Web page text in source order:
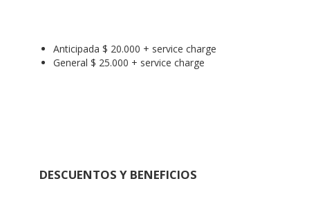
Anticipada $ 20.000 + service charge
General $ 25.000 + service charge
DESCUENTOS Y BENEFICIOS